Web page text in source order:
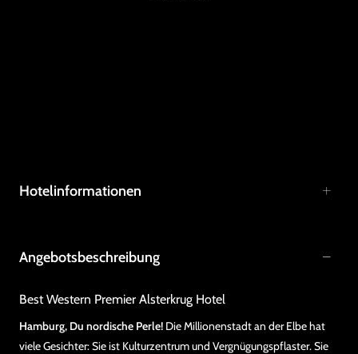
Hotelinformationen
Angebotsbeschreibung
Best Western Premier Alsterkrug Hotel
Hamburg, Du nordische Perle! Die Millionenstadt an der Elbe hat
viele Gesichter: Sie ist Kulturzentrum und Vergnügungspflaster. Sie